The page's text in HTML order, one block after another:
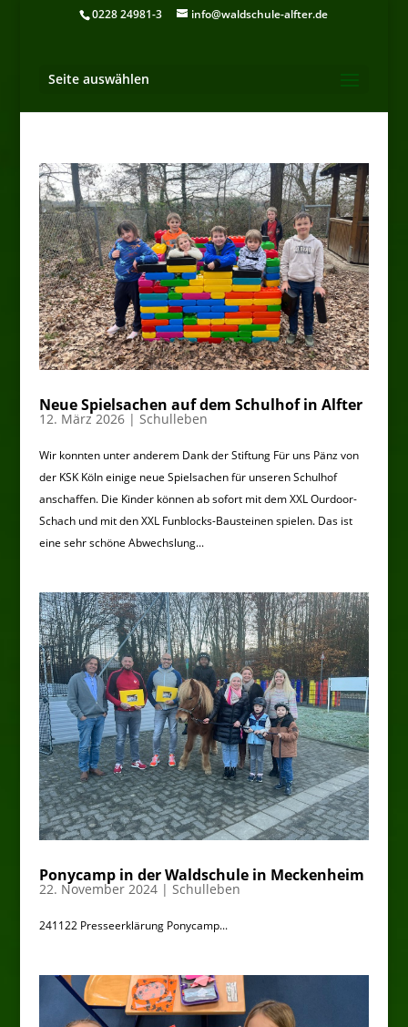
0228 24981-3 info@waldschule-alfter.de
Seite auswählen
Neue Spielsachen auf dem Schulhof in Alfter
12. März 2026| Schulleben
Wir konnten unter anderem Dank der Stiftung Für uns Pänz von
der KSK Köln einige neue Spielsachen für unseren Schulhof
anschaffen. Die Kinder können ab sofort mit dem XXL Ourdoor-
Schach und mit den XXL Funblocks-Bausteinen spielen. Das ist
eine sehr schöne Abwechslung...
Ponycamp in der Waldschule in Meckenheim
22. November 2024| Schulleben
241122 Presseerklärung Ponycamp...